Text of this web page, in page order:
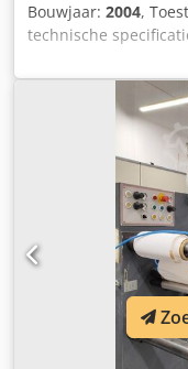
Bouwjaar: 2004,
technische
Maximale
inspectiesnelheid:
diameter afrolrol:
500 mm •
expansieschachten)
traploos instelbaar •
ultrasoon sensor)
inrichting • 3 boven-
Fijnafstelling in
randafvoer •
label- en
drukmachine (100%
pixels) •
ontbrekende